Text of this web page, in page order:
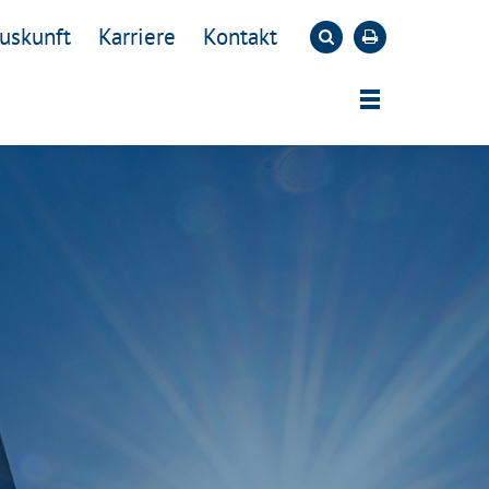
Karriere Kontakt